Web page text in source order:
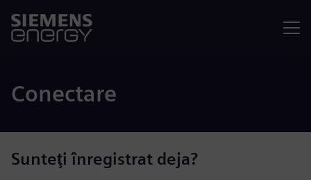
Conectare
Sunteţi înregistrat deja?